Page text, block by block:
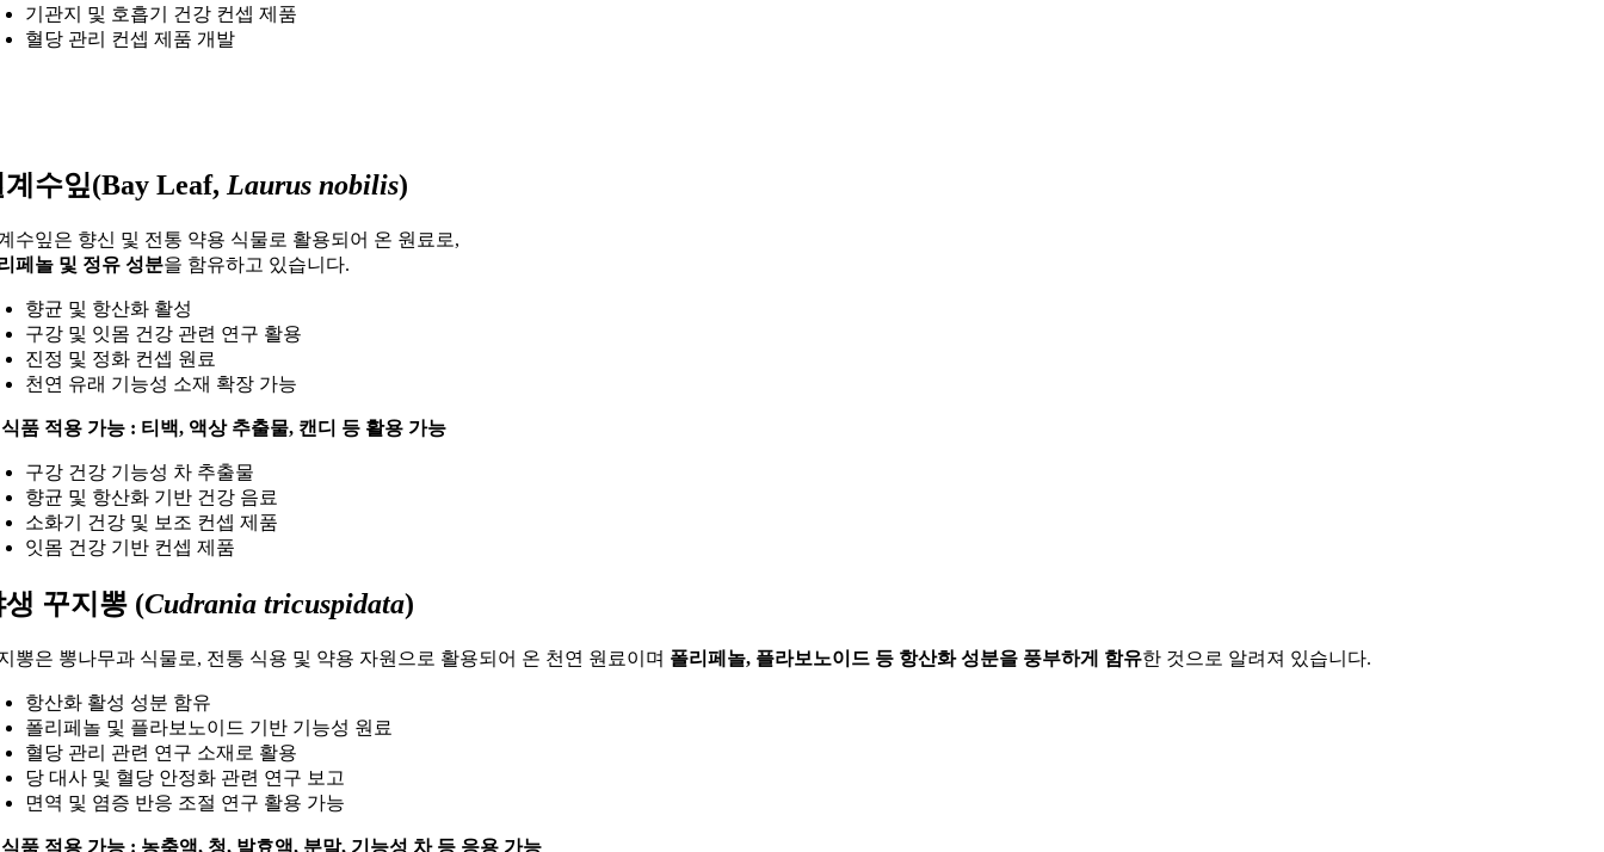
기관지 및 호흡기 건강 컨셉 제품
혈당 관리 컨셉 제품 개발
계수잎(Bay Leaf,Laurus nobilis)
수잎은 향신 및 전통 약용 식물로 활용되어 온 원료로,
페놀 및 정유 성분을 함유하고 있습니다.
향균 및 항산화 활성
구강 및 잇몸 건강 관련 연구 활용
진정 및 정화 컨셉 원료
천연 유래 기능성 소재 확장 가능
품 적용 가능 : 티백, 액상 추출물, 캔디 등 활용 가능
구강 건강 기능성 차 추출물
향균 및 항산화 기반 건강 음료
소화기 건강 및 보조 컨셉 제품
잇몸 건강 기반 컨셉 제품
생 꾸지뽕 (Cudrania tricuspidata)
뽕은 뽕나무과 식물로, 전통 식용 및 약용 자원으로 활용되어 온 천연 원료이며 폴리페놀, 플라보노이드 등 항산화 성분을 풍부하게 함유한 것으로 알려져 있습니다.
항산화 활성 성분 함유
폴리페놀 및 플라보노이드 기반 기능성 원료
혈당 관리 관련 연구 소재로 활용
당 대사 및 혈당 안정화 관련 연구 보고
면역 및 염증 반응 조절 연구 활용 가능
품 적용 가능 : 농축액, 청, 발효액, 분말, 기능성 차 등 응용 가능